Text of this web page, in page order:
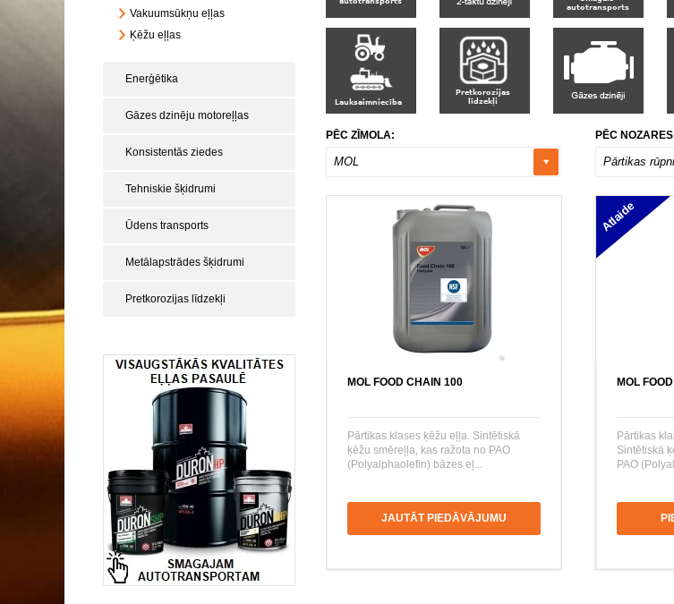
Vakuumsūkņu eļļas
Ķēžu eļļas
Enerģētika
Gāzes dzinēju motoreļļas
Konsistentās ziedes
Tehniskie šķidrumi
Ūdens transports
Metālapstrādes šķidrumi
Pretkorozijas līdzekļi
PĒC ZĪMOLA:
MOL
PĒC
Pārtikas
MOL FOOD CHAIN 100
Pārtikas klases ķēžu eļļa. Sintētiskā
ķēžu smēreļļa, kas ražota no PAO
(Polyalphaolefin) bāzes eļ...
JAUTĀT PIEDĀVĀJUMU
Atlaide
MOL
Pārtikas
Sintētiskā
PAO